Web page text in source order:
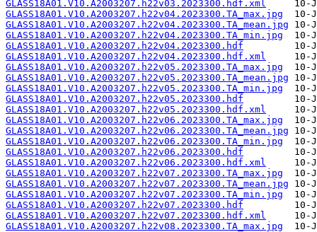
GLASS18A01.V10.A2003207.h22v03.2023300.hdf.xml
GLASS18A01.V10.A2003207.h22v04.2023300.TA_max.jpg
GLASS18A01.V10.A2003207.h22v04.2023300.TA_mean.jpg
GLASS18A01.V10.A2003207.h22v04.2023300.TA_min.jpg
GLASS18A01.V10.A2003207.h22v04.2023300.hdf
GLASS18A01.V10.A2003207.h22v04.2023300.hdf.xml
GLASS18A01.V10.A2003207.h22v05.2023300.TA_max.jpg
GLASS18A01.V10.A2003207.h22v05.2023300.TA_mean.jpg
GLASS18A01.V10.A2003207.h22v05.2023300.TA_min.jpg
GLASS18A01.V10.A2003207.h22v05.2023300.hdf
GLASS18A01.V10.A2003207.h22v05.2023300.hdf.xml
GLASS18A01.V10.A2003207.h22v06.2023300.TA_max.jpg
GLASS18A01.V10.A2003207.h22v06.2023300.TA_mean.jpg
GLASS18A01.V10.A2003207.h22v06.2023300.TA_min.jpg
GLASS18A01.V10.A2003207.h22v06.2023300.hdf
GLASS18A01.V10.A2003207.h22v06.2023300.hdf.xml
GLASS18A01.V10.A2003207.h22v07.2023300.TA_max.jpg
GLASS18A01.V10.A2003207.h22v07.2023300.TA_mean.jpg
GLASS18A01.V10.A2003207.h22v07.2023300.TA_min.jpg
GLASS18A01.V10.A2003207.h22v07.2023300.hdf
GLASS18A01.V10.A2003207.h22v07.2023300.hdf.xml
GLASS18A01.V10.A2003207.h22v08.2023300.TA_max.jpg